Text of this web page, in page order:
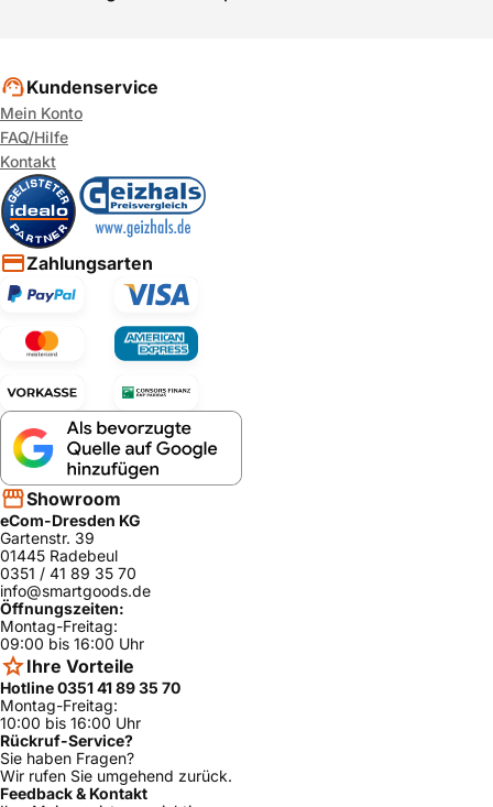
Kundenservice
Mein Konto
FAQ/Hilfe
Kontakt
Zahlungsarten
Showroom
eCom-Dresden KG
Gartenstr. 39
01445 Radebeul
0351 / 41 89 35 70
info@smartgoods.de
Öffnungszeiten:
Montag-Freitag:
09:00 bis 16:00 Uhr
Ihre Vorteile
Hotline 0351 41 89 35 70
Montag-Freitag:
10:00 bis 16:00 Uhr
Rückruf-Service?
Sie haben Fragen?
Wir rufen Sie umgehend zurück.
Feedback & Kontakt